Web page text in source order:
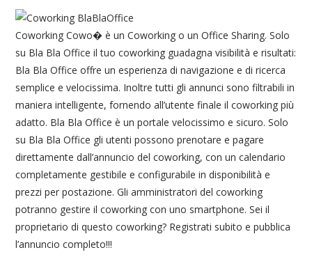
Coworking Cowo� è un Coworking o un Office Sharing. Solo
su Bla Bla Office il tuo coworking guadagna visibilità e risultati:
Bla Bla Office offre un esperienza di navigazione e di ricerca
semplice e velocissima. Inoltre tutti gli annunci sono filtrabili in
maniera intelligente, fornendo all’utente finale il coworking più
adatto. Bla Bla Office è un portale velocissimo e sicuro. Solo
su Bla Bla Office gli utenti possono prenotare e pagare
direttamente dall’annuncio del coworking, con un calendario
completamente gestibile e configurabile in disponibilità e
prezzi per postazione. Gli amministratori del coworking
potranno gestire il coworking con uno smartphone. Sei il
proprietario di questo coworking? Registrati subito e pubblica
l’annuncio completo!!!